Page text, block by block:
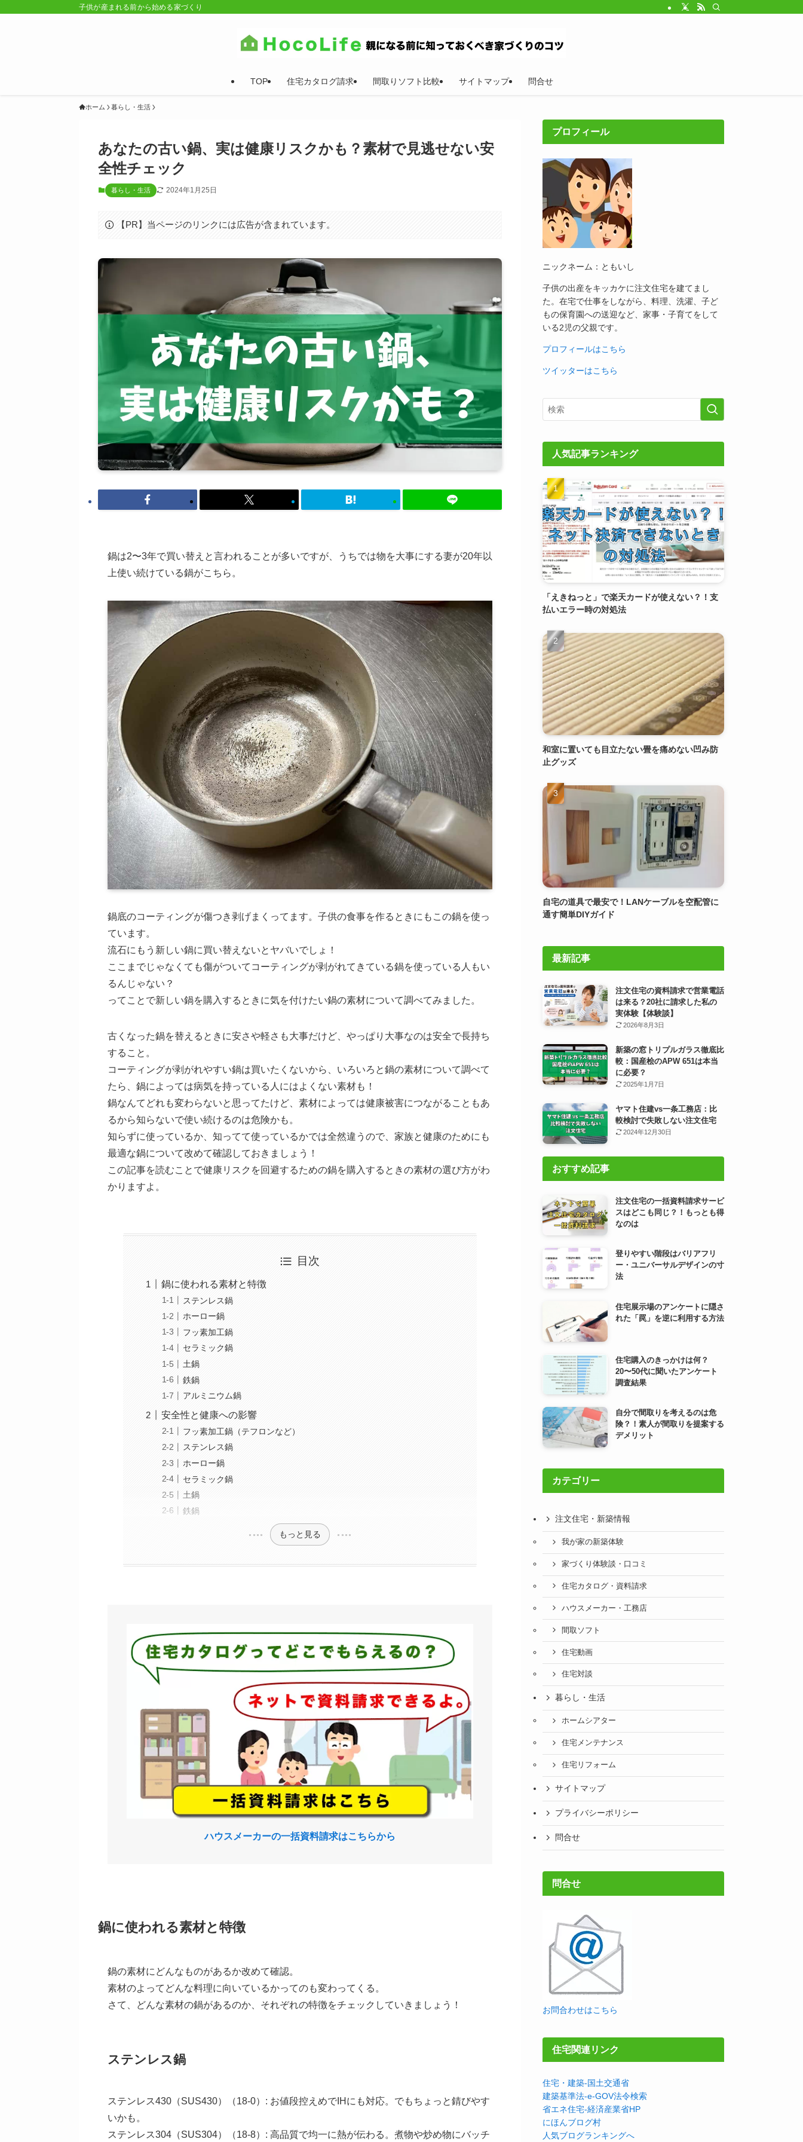
子供が産まれる前から始める家づくり
TOP 住宅カタログ請求 間取りソフト比較 サイトマップ 問合せ
ホーム 暮らし・生活
あなたの古い鍋、実は健康リスクかも？素材で見逃せない安
全性チェック
暮らし・生活 2024年1月25日
【PR】当ページのリンクには広告が含まれています。
鍋は2〜3年で買い替えと言われることが多いですが、うちでは物を大事にする妻が20年以
上使い続けている鍋がこちら。
鍋底のコーティングが傷つき剥げまくってます。子供の食事を作るときにもこの鍋を使っ
ています。
流石にもう新しい鍋に買い替えないとヤバいでしょ！
ここまでじゃなくても傷がついてコーティングが剥がれてきている鍋を使っている人もい
るんじゃない？
ってことで新しい鍋を購入するときに気を付けたい鍋の素材について調べてみました。
古くなった鍋を替えるときに安さや軽さも大事だけど、やっぱり大事なのは安全で長持ち
すること。
コーティングが剥がれやすい鍋は買いたくないから、いろいろと鍋の素材について調べて
たら、鍋によっては病気を持っている人にはよくない素材も！
鍋なんてどれも変わらないと思ってたけど、素材によっては健康被害につながることもあ
るから知らないで使い続けるのは危険かも。
知らずに使っているか、知ってて使っているかでは全然違うので、家族と健康のためにも
最適な鍋について改めて確認しておきましょう！
この記事を読むことで健康リスクを回避するための鍋を購入するときの素材の選び方がわ
かりますよ。
目次
鍋に使われる素材と特徴
ステンレス鍋
ホーロー鍋
フッ素加工鍋
セラミック鍋
土鍋
鉄鍋
アルミニウム鍋
安全性と健康への影響
フッ素加工鍋（テフロンなど）
ステンレス鍋
ホーロー鍋
セラミック鍋
土鍋
鉄鍋
もっと見る
ハウスメーカーの一括資料請求はこちらから
鍋に使われる素材と特徴
鍋の素材にどんなものがあるか改めて確認。
素材のよってどんな料理に向いているかってのも変わってくる。
さて、どんな素材の鍋があるのか、それぞれの特徴をチェックしていきましょう！
ステンレス鍋
ステンレス430（SUS430）（18-0）: お値段控えめでIHにも対応。でもちょっと錆びやす
いかも。
ステンレス304（SUS304）（18-8）: 高品質で均一に熱が伝わる。煮物や炒め物にバッチ
プロフィール
ニックネーム：ともいし
子供の出産をキッカケに注文住宅を建てまし
た。在宅で仕事をしながら、料理、洗濯、子ど
もの保育園への送迎など、家事・子育てをして
いる2児の父親です。
プロフィールはこちら
ツイッターはこちら
人気記事ランキング
「えきねっと」で楽天カードが使えない？！支
払いエラー時の対処法
和室に置いても目立たない畳を痛めない凹み防
止グッズ
自宅の道具で最安で！LANケーブルを空配管に
通す簡単DIYガイド
最新記事
注文住宅の資料請求で営業電話
は来る？20社に請求した私の
実体験【体験談】
2026年8月3日
新築の窓トリプルガラス徹底比
較：国産桧のAPW 651は本当
に必要？
2025年1月7日
ヤマト住建vs一条工務店：比
較検討で失敗しない注文住宅
2024年12月30日
おすすめ記事
注文住宅の一括資料請求サービ
スはどこも同じ？！もっとも得
なのは
登りやすい階段はバリアフリ
ー・ユニバーサルデザインの寸
法
住宅展示場のアンケートに隠さ
れた「罠」を逆に利用する方法
住宅購入のきっかけは何？
20〜50代に聞いたアンケート
調査結果
自分で間取りを考えるのは危
険？！素人が間取りを提案する
デメリット
カテゴリー
注文住宅・新築情報
我が家の新築体験
家づくり体験談・口コミ
住宅カタログ・資料請求
ハウスメーカー・工務店
間取ソフト
住宅動画
住宅対談
暮らし・生活
ホームシアター
住宅メンテナンス
住宅リフォーム
サイトマップ
プライバシーポリシー
問合せ
問合せ
お問合わせはこちら
住宅関連リンク
住宅・建築-国土交通省
建築基準法-e-GOV法令検索
省エネ住宅-経済産業省HP
にほんブログ村
人気ブログランキングへ